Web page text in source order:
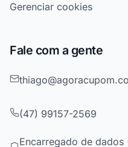
Gerenciar cookies
Fale com a gente
(47) 99157-2569
Encarregado de dados